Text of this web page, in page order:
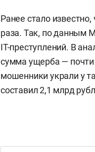
Ранее стало
раза. Так, по данным
IT-преступлений. В
сумма ущерба —
мошенники украли у
составил 2,1 млрд